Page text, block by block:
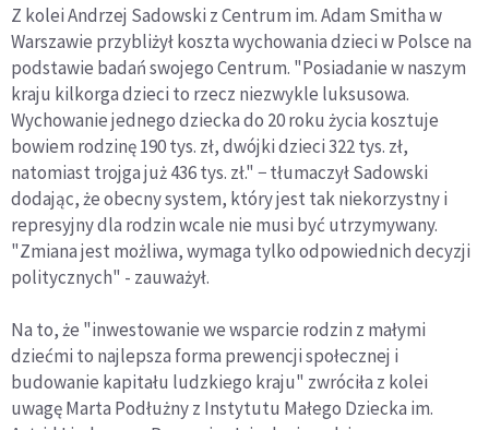
Z kolei Andrzej Sadowski z Centrum im. Adam Smitha w
Warszawie przybliżył koszta wychowania dzieci w Polsce na
podstawie badań swojego Centrum. "Posiadanie w naszym
kraju kilkorga dzieci to rzecz niezwykle luksusowa.
Wychowanie jednego dziecka do 20 roku życia kosztuje
bowiem rodzinę 190 tys. zł, dwójki dzieci 322 tys. zł,
natomiast trojga już 436 tys. zł." − tłumaczył Sadowski
dodając, że obecny system, który jest tak niekorzystny i
represyjny dla rodzin wcale nie musi być utrzymywany.
"Zmiana jest możliwa, wymaga tylko odpowiednich decyzji
politycznych" - zauważył.
Na to, że "inwestowanie we wsparcie rodzin z małymi
dziećmi to najlepsza forma prewencji społecznej i
budowanie kapitału ludzkiego kraju" zwróciła z kolei
uwagę Marta Podłużny z Instytutu Małego Dziecka im.